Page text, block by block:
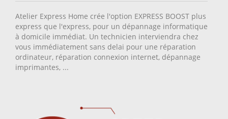
Atelier Express Home crée l'option EXPRESS BOOST plus
express que l'express, pour un dépannage informatique
à domicile immédiat. Un technicien interviendra chez
vous immédiatement sans delai pour une réparation
ordinateur, réparation connexion internet, dépannage
imprimantes, ...